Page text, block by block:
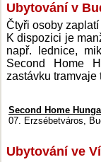
Ubytování v
Čtyři osoby
K dispozici je
např. lednice,
Second Home
zastávku tramvaje
Second Home
07. Erzsébetváros,
Ubytování ve